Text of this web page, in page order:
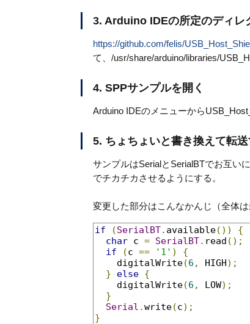
3. Arduino IDEの所定のディレ
https://github.com/felis/
て、/usr/share/arduino/libraries/
4. SPPサンプルを開く
Arduino IDEのメニューから
5. ちょちょいと書き換えて転
サンプルはSerialとSerialBTでお互い
でチカチカさせるようにする。
変更した部分はこんなかんじ（全体は
if (SerialBT. available())
{
char c = SerialBT. read ();
if
(c == '1' )
{
    digitalWrite
(6 , HIGH);
}
else {
    digitalWrite
(6 , LOW);
}
Serial .write(c);
}